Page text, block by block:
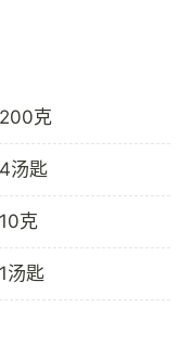
200克
4汤匙
10克
1汤匙